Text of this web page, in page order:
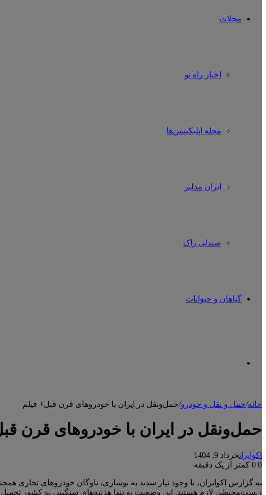
مجلات
اخبار راه نو
مجله اپلیکیشن‌ها
ایران مدلبز
صندلی راک
گیاهان و حیوانات
خانه/حمل و نقل و خودرو/حمل‌ونقل در ایران با خودروهای قرن قبل+ فیلم
حمل‌ونقل در ایران با خودروهای قرن
اکوایرانخرداد 9, 1404
0
کمتر از یک دقیقه
به گزارش اکوایران، با وجود نیاز شدید به نوسازی، ناوگان خودروهای تجاری
زیست‌محیطی لازم هستند. این وضعیت نه تنها هزینه‌های سنگینی به کشور